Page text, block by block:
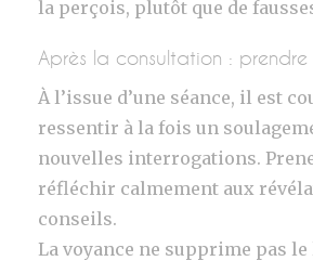
la perçois, plutôt que de
Après la consultation :
À l’issue d’une séance, il est
ressentir à la fois un
nouvelles interrogations.
réfléchir calmement aux
conseils.
La voyance ne supprime pas